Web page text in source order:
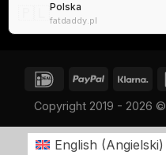
Polska
fatdaddy.pl
Copyright 2019 - 2026 ©
English (Angielski)